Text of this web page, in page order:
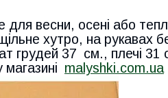
весни, осені або
хутро, на рукавах
грудей 37 см., плечі 31
malyshki.com.ua